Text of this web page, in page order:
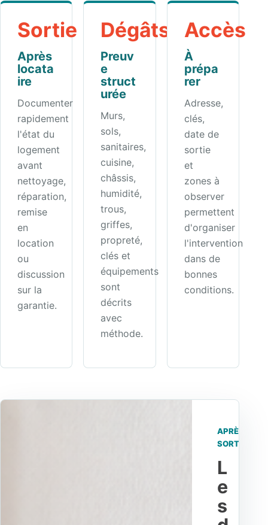
Sortie
Après
locata
ire
Documenter
rapidement
l'état du
logement
avant
nettoyage,
réparation,
remise
en
location
ou
discussion
sur la
garantie.
Dégâts
Preuv
e
struct
urée
Murs,
sols,
sanitaires,
cuisine,
châssis,
humidité,
trous,
griffes,
propreté,
clés et
équipements
sont
décrits
avec
méthode.
Accès
À
prépa
rer
Adresse,
clés,
date de
sortie
et
zones à
observer
permettent
d'organiser
l'intervention
dans de
bonnes
conditions.
APRÈS
SORTIE
L
e
s